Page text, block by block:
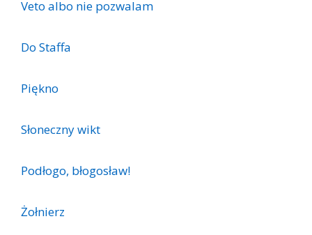
Veto albo nie pozwalam
Do Staffa
Piękno
Słoneczny wikt
Podłogo, błogosław!
Żołnierz